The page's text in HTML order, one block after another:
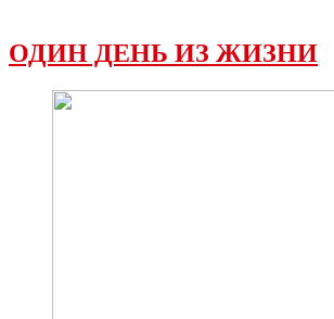
ОДИН ДЕНЬ ИЗ ЖИЗНИ